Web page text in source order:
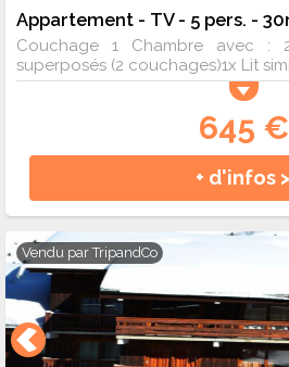
Appartement - TV - 5 pers. -
Couchage 1 Chambre avec :
superposés (2 couchages)1x Lit
645 €
+ d'infos >
Vendu parTripandCo